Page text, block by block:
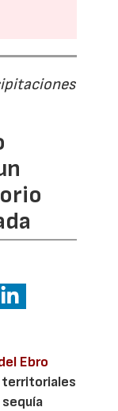
Ebro
territoriales